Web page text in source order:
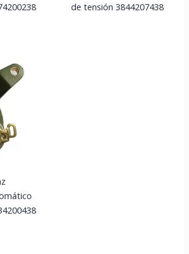
de tensión 3844207438